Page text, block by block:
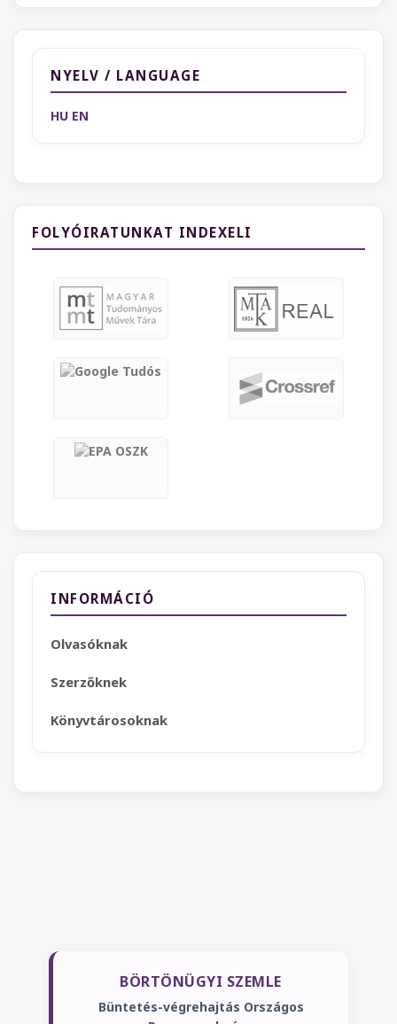
NYELV / LANGUAGE
HU EN
FOLYÓIRATUNKAT INDEXELI
INFORMÁCIÓ
Olvasóknak
Szerzőknek
Könyvtárosoknak
BÖRTÖNÜGYI SZEMLE
Büntetés-végrehajtás Országos